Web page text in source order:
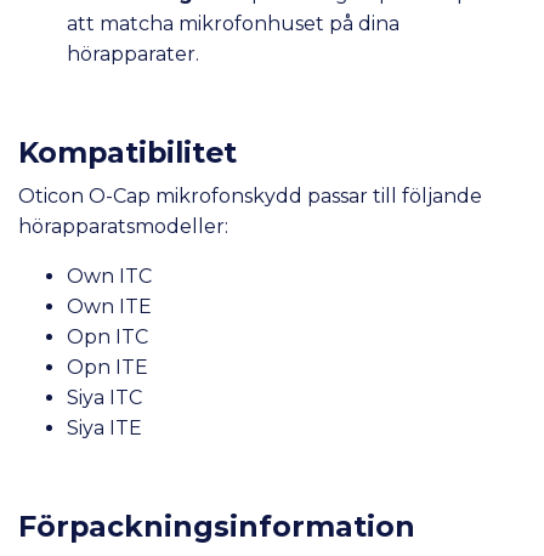
att matcha mikrofonhuset på dina
hörapparater.
Kompatibilitet
Oticon O-Cap mikrofonskydd passar till följande
hörapparatsmodeller:
Own ITC
Own ITE
Opn ITC
Opn ITE
Siya ITC
Siya ITE
Förpackningsinformation